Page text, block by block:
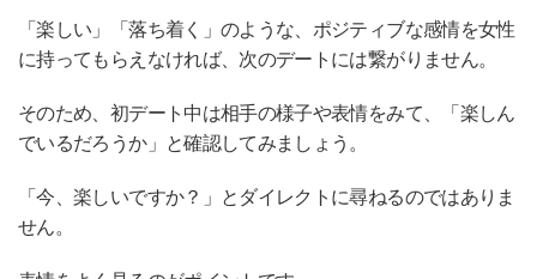
「楽しい」「落ち着く」のような、ポジティブな感情を女性
に持ってもらえなければ、次のデートには繋がりません。
そのため、初デート中は相手の様子や表情をみて、「楽しん
でいるだろうか」と確認してみましょう。
「今、楽しいですか？」とダイレクトに尋ねるのではありま
せん。